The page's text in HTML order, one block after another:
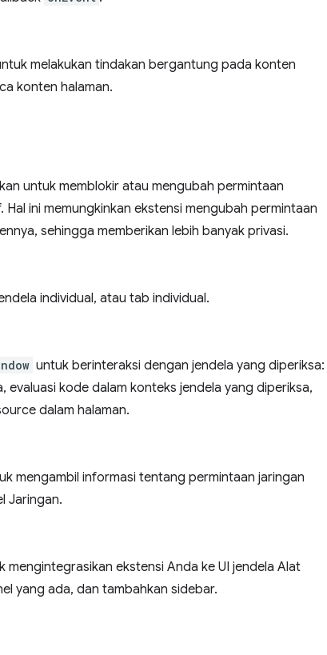
melakukan tindakan bergantung pada konten
konten halaman.
untuk memblokir atau mengubah permintaan
ini memungkinkan ekstensi mengubah permintaan
sehingga memberikan lebih banyak privasi.
individual, atau tab individual.
untuk berinteraksi dengan jendela yang diperiksa:
kode dalam konteks jendela yang diperiksa,
dalam halaman.
mengambil informasi tentang permintaan jaringan
Jaringan.
mengintegrasikan ekstensi Anda ke UI jendela Alat
yang ada, dan tambahkan sidebar.